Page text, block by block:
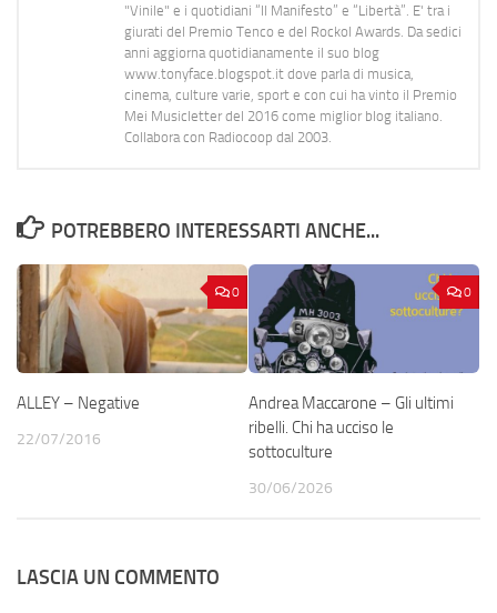
"Vinile" e i quotidiani “Il Manifesto” e “Libertà”. E' tra i
giurati del Premio Tenco e del Rockol Awards. Da sedici
anni aggiorna quotidianamente il suo blog
www.tonyface.blogspot.it dove parla di musica,
cinema, culture varie, sport e con cui ha vinto il Premio
Mei Musicletter del 2016 come miglior blog italiano.
Collabora con Radiocoop dal 2003.
POTREBBERO INTERESSARTI ANCHE...
0
ALLEY – Negative
22/07/2016
0
Andrea Maccarone – Gli ultimi
ribelli. Chi ha ucciso le
sottoculture
30/06/2026
LASCIA UN COMMENTO